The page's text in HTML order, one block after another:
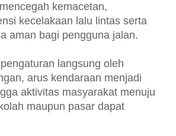
kemacetan,
kecelakaan lalu lintas serta
aman bagi pengguna jalan.
langsung oleh
arus kendaraan menjadi
aktivitas masyarakat menuju
maupun pasar dapat